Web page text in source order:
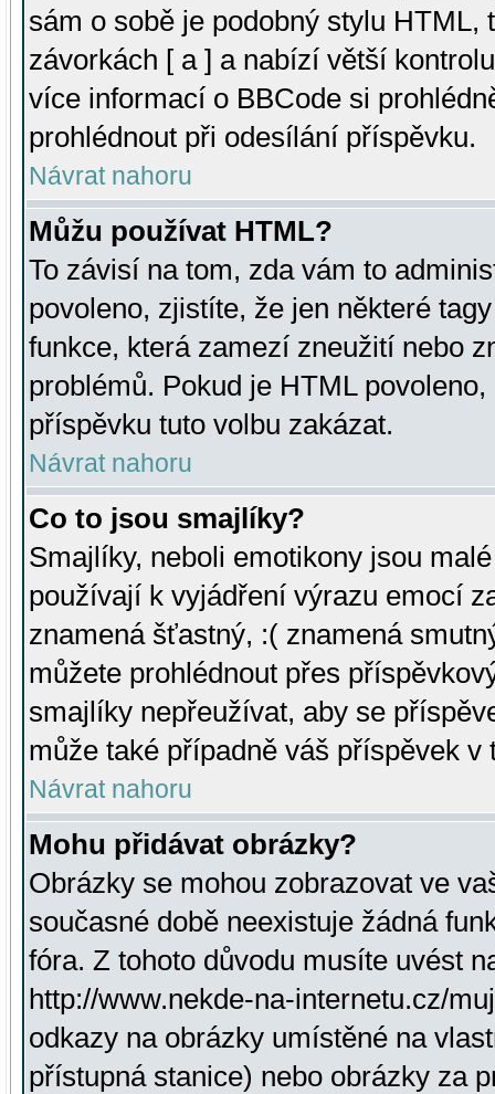
sám o sobě je podobný stylu HTML,
závorkách [ a ] a nabízí větší
více informací o BBCode si
prohlédnout při odesílání příspěvku.
Návrat nahoru
Můžu používat HTML?
To závisí na tom, zda vám to
povoleno, zjistíte, že jen některé
funkce, která zamezí zneužití nebo
problémů. Pokud je HTML
příspěvku tuto volbu zakázat.
Návrat nahoru
Co to jsou smajlíky?
Smajlíky, neboli emotikony jsou
používají k vyjádření výrazu emocí
znamená šťastný, :( znamená
můžete prohlédnout přes
smajlíky nepřeužívat, aby se
může také případně váš příspěvek v
Návrat nahoru
Mohu přidávat obrázky?
Obrázky se mohou zobrazovat ve
současné době neexistuje žádná
fóra. Z tohoto důvodu musíte uvést
http://www.nekde-na-internetu.cz/
odkazy na obrázky umístěné na
přístupná stanice) nebo obrázky za